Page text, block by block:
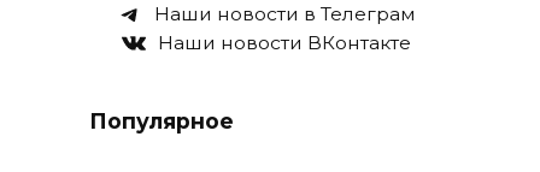
Наши новости в Телеграм
Наши новости ВКонтакте
Популярное